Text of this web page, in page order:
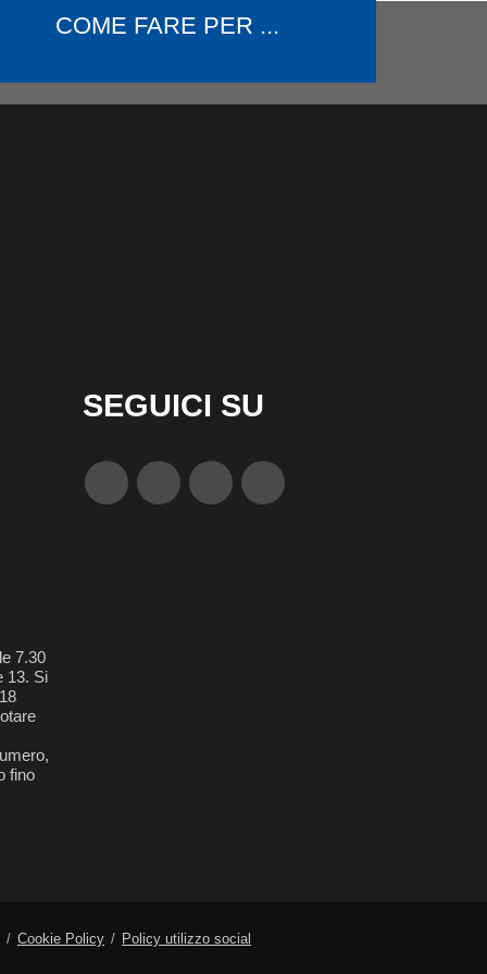
COME FARE PER ...
7.30
13. Si
fino
SEGUICI SU
Cookie Policy Policy utilizzo social